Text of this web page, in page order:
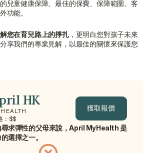
兒童健康保障、最佳的保費、保障範圍、客
功能。
您在育兒路上的掙扎，更明白您對孩子未來
享我們的專業見解，以最佳的關懷來保護您
HK
：$$
獲取報價
獲取報價
尋求彈性的父母來說，April MyHealth 是
選擇之一。